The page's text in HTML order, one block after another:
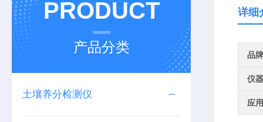
PRODUCT
产品分类
土壤养分检测仪
详细
品牌
仪
应